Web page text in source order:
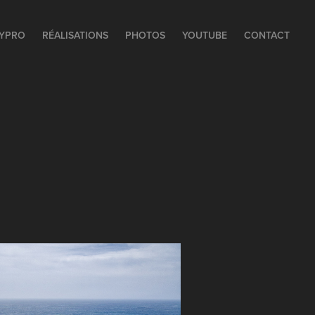
RÉALISATIONS PHOTOS YOUTUBE CONTACT